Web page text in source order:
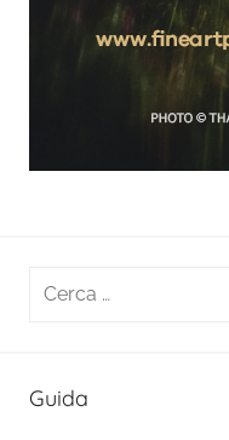
Ricerca
Guida